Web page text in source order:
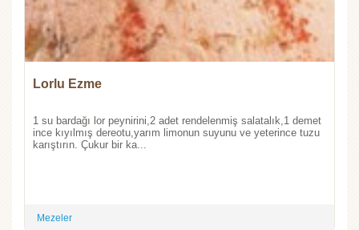
Lorlu Ezme
1 su bardağı lor peynirini,2 adet rendelenmiş salatalık,1 demet
ince kıyılmış dereotu,yarım limonun suyunu ve yeterince tuzu
karıştırın. Çukur bir ka...
Mezeler